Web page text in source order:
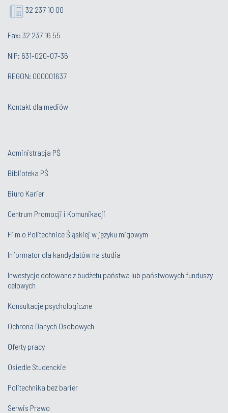
32 237 10 00
Fax: 32 237 16 55
NIP: 631-020-07-36
REGON: 000001637
Kontakt dla mediów
Administracja PŚ
Biblioteka PŚ
Biuro Karier
Centrum Promocji i Komunikacji
Film o Politechnice Śląskiej w języku migowym
Informator dla kandydatów na studia
Inwestycje dotowane z budżetu państwa lub państwowych funduszy
celowych
Konsultacje psychologiczne
Ochrona Danych Osobowych
Oferty pracy
Osiedle Studenckie
Politechnika bez barier
Serwis Prawo